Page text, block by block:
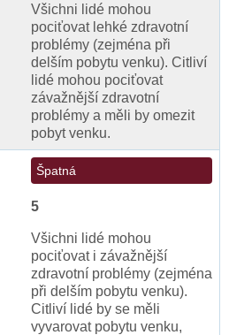
Všichni lidé mohou
pociťovat lehké zdravotní
problémy (zejména při
delším pobytu venku). Citliví
lidé mohou pociťovat
závažnější zdravotní
problémy a měli by omezit
pobyt venku.
Špatná
5
Všichni lidé mohou
pociťovat i závažnější
zdravotní problémy (zejména
při delším pobytu venku).
Citliví lidé by se měli
vyvarovat pobytu venku,